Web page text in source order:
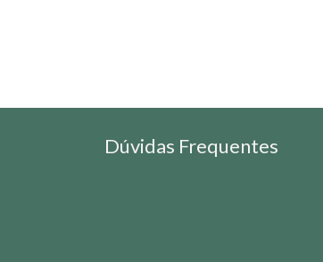
Dúvidas Frequentes